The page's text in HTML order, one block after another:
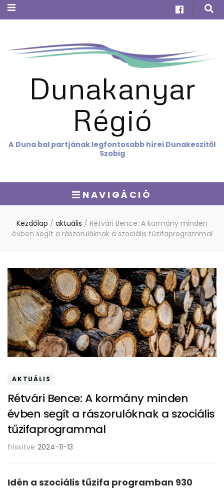
Dunakanyar
Régió
A Duna bal partjának legfontosabb hírei Dunakeszitől
Szobig
NAVIGÁCIÓ
Kezdőlap / aktuális / Rétvári Bence: A kormány minden
évben segít a rászorulóknak a szociális tűzifaprogrammal
AKTUÁLIS
Rétvári Bence: A kormány minden
évben segít a rászorulóknak a szociális
tűzifaprogrammal
frissítve 2024-11-13
Idén a szociális tűzifa programban 930